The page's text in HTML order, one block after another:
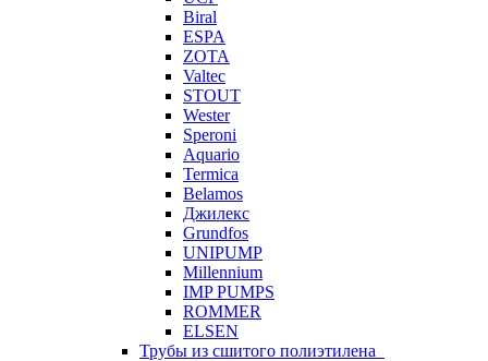
Biral
ESPA
ZOTA
Valtec
STOUT
Wester
Speroni
Aquario
Termica
Belamos
Джилекс
Grundfos
UNIPUMP
Millennium
IMP PUMPS
ROMMER
ELSEN
Трубы из сшитого полиэтилена